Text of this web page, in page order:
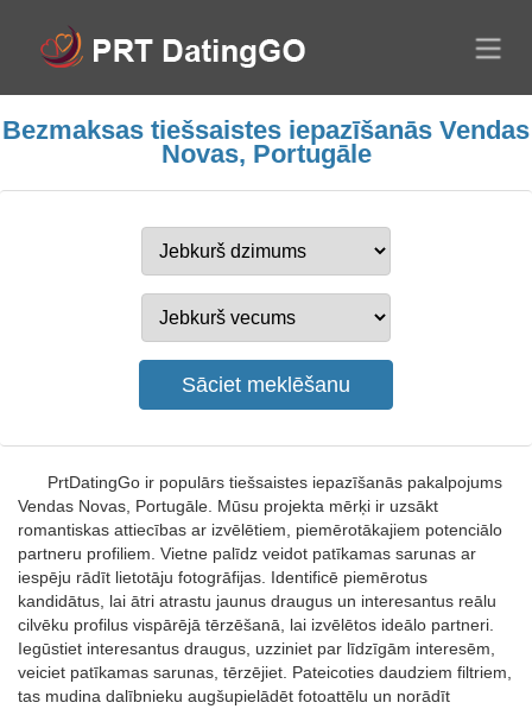
Bezmaksas tiešsaistes iepazīšanās Vendas
Novas, Portugāle
PrtDatingGo ir populārs tiešsaistes iepazīšanās pakalpojums
Vendas Novas, Portugāle. Mūsu projekta mērķi ir uzsākt
romantiskas attiecības ar izvēlētiem, piemērotākajiem potenciālo
partneru profiliem. Vietne palīdz veidot patīkamas sarunas ar
iespēju rādīt lietotāju fotogrāfijas. Identificē piemērotus
kandidātus, lai ātri atrastu jaunus draugus un interesantus reālu
cilvēku profilus vispārējā tērzēšanā, lai izvēlētos ideālo partneri.
Iegūstiet interesantus draugus, uzziniet par līdzīgām interesēm,
veiciet patīkamas sarunas, tērzējiet. Pateicoties daudziem filtriem,
tas mudina dalībnieku augšupielādēt fotoattēlu un norādīt